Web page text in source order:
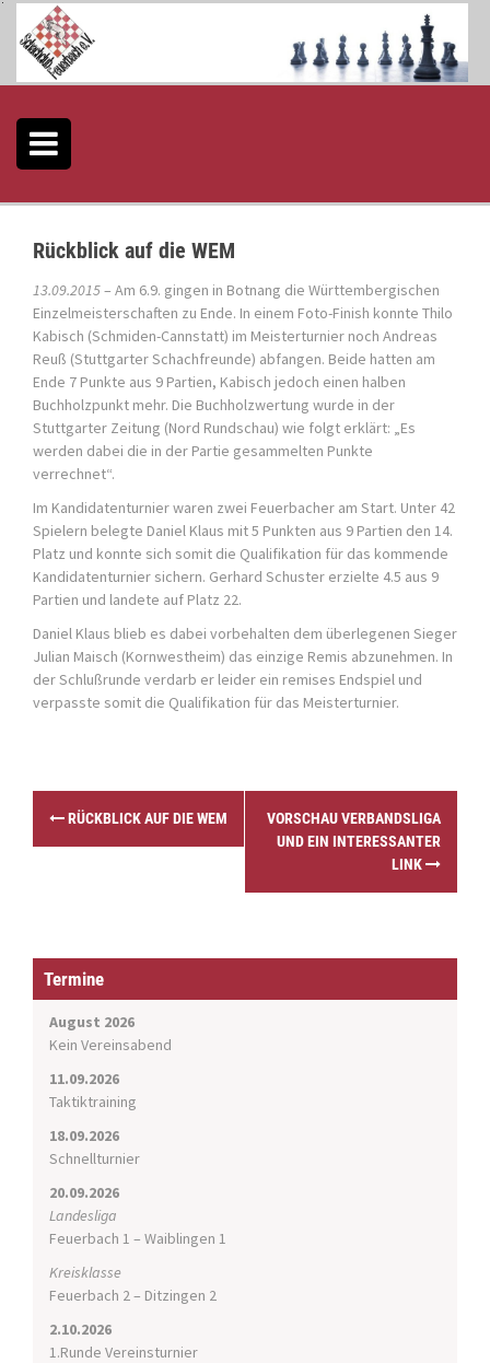
S
Rückblick auf die WEM
13.09.2015– Am 6.9. gingen in Botnang die Württembergischen
Einzelmeisterschaften zu Ende. In einem Foto-Finish konnte Thilo
Kabisch (Schmiden-Cannstatt) im Meisterturnier noch Andreas
Reuß (Stuttgarter Schachfreunde) abfangen. Beide hatten am
Ende 7 Punkte aus 9 Partien, Kabisch jedoch einen halben
Buchholzpunkt mehr. Die Buchholzwertung wurde in der
Stuttgarter Zeitung (Nord Rundschau) wie folgt erklärt: „Es
werden dabei die in der Partie gesammelten Punkte
verrechnet“.
Im Kandidatenturnierwaren zwei Feuerbacher am Start. Unter 42
Spielern belegte Daniel Klaus mit 5 Punkten aus 9 Partien den 14.
Platz und konnte sich somit die Qualifikation für das kommende
Kandidatenturnier sichern. Gerhard Schuster erzielte 4.5 aus 9
Partien und landete auf Platz 22.
Daniel Klaus blieb es dabei vorbehalten dem überlegenen Sieger
Julian Maisch (Kornwestheim) das einzige Remis abzunehmen. In
der Schlußrunde verdarb er leider ein remises Endspiel und
verpasste somit die Qualifikation für das Meisterturnier.
s
g
RÜCKBLICK AUF DIE WEM
VORSCHAU VERBANDSLIGA
UND EIN INTERESSANTER
LINK
Termine
August 2026
Kein Vereinsabend
11.09.2026
Taktiktraining
18.09.2026
Schnellturnier
20.09.2026
Landesliga
Feuerbach 1 – Waiblingen 1
Kreisklasse
Feuerbach 2 – Ditzingen 2
2.10.2026
1.Runde Vereinsturnier